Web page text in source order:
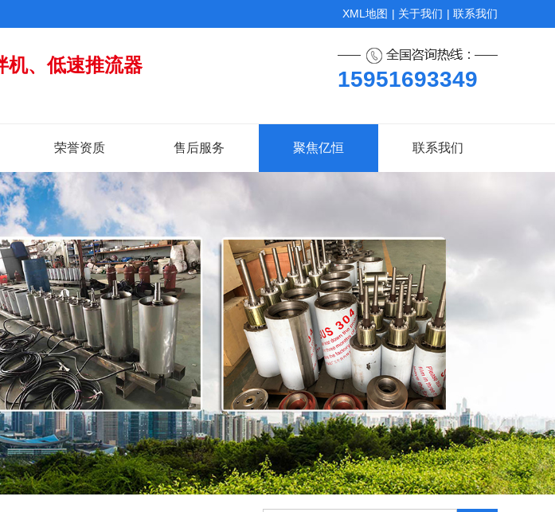
XML地图 | 关于我们 | 联系我们
机、低速推流器
15951693349
荣誉资质 售后服务 聚焦亿恒 联系我们